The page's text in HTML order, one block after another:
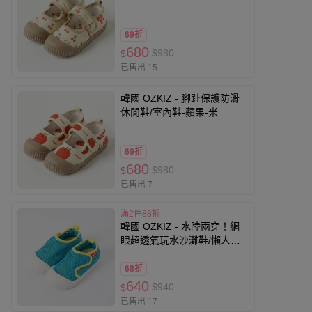
69折
$680 $980
已售出 15
韓國 OZKIZ - 腳趾保護防滑
休閒鞋/室內鞋-蘋果-米
69折
$680 $980
已售出 7
滿2件88折
韓國 OZKIZ - 水陸兩穿！網
眼超透氣玩水沙灘鞋/懶人休
68折
$640 $940
已售出 17